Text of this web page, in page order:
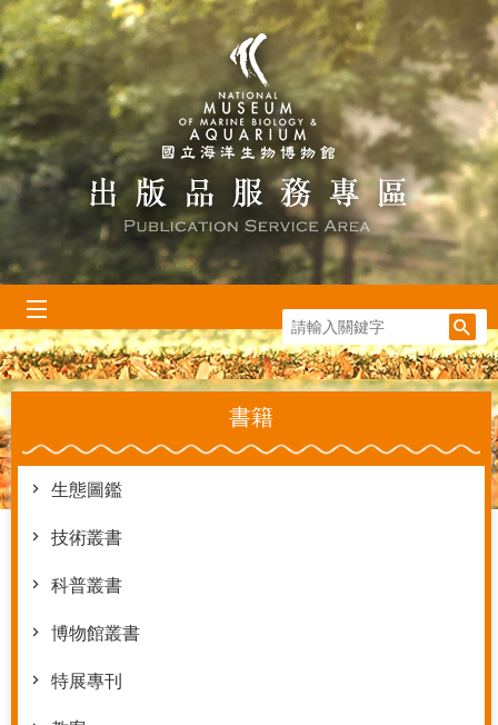
跳到主要內容區塊
:::
書籍
生態圖鑑
技術叢書
科普叢書
博物館叢書
特展專刊